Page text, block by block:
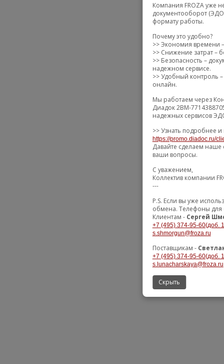
Компания FROZA уже
документооборот
формату работы.
Почему это удобно?
>> Экономия времени
>> Снижение затрат –
>> Безопасность –
надежном сервисе.
>> Удобный контроль –
онлайн.
Мы работаем через
Диадок 2BM-
надежных сервисов
>> Узнать подробнее
https://promo.diadoc.ru/
Давайте сделаем наше
ваши вопросы.
С уважением,
Коллектив компании
---
P.S. Если вы уже
обмена. Телефоны для
Клиентам - Сергей
+7 (495) 374-95-60(доб.
s.shmorgun@froza.ru
Поставщикам -
+7 (495) 374-95-60(доб.
s.lunacharskaya@froza.ru
Скрыть